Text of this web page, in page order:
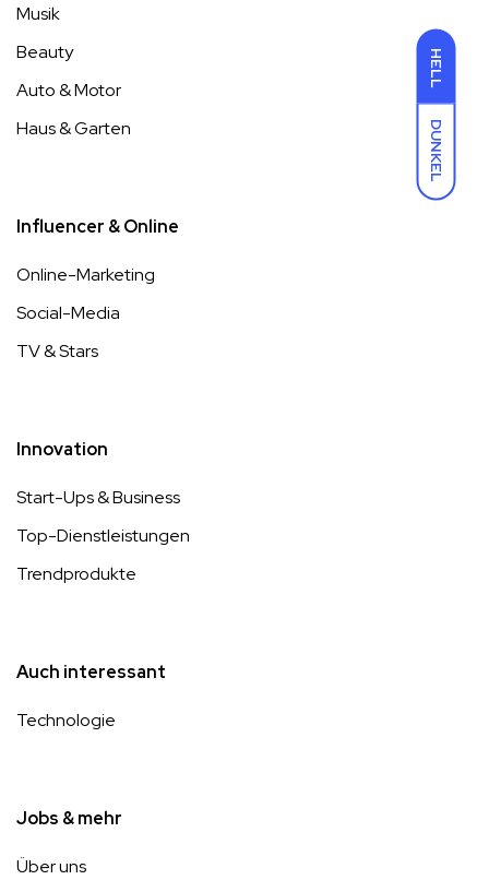
HELL
DUNKEL
Musik
Beauty
Auto & Motor
Haus & Garten
Influencer & Online
Online-Marketing
Social-Media
TV & Stars
Innovation
Start-Ups & Business
Top-Dienstleistungen
Trendprodukte
Auch interessant
Technologie
Jobs & mehr
Über uns